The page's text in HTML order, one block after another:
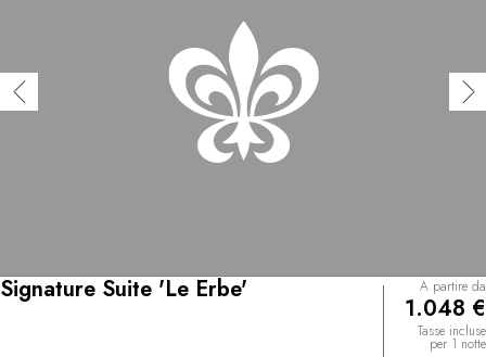
Signature Suite 'Le Erbe' A partire da
1.048 €
Tasse incluse
per 1 notte